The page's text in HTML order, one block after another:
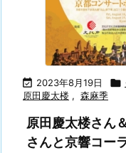
 2023年8月19日 
原田慶太楼 , 森麻季
原田慶太楼さん
さんと京響コー